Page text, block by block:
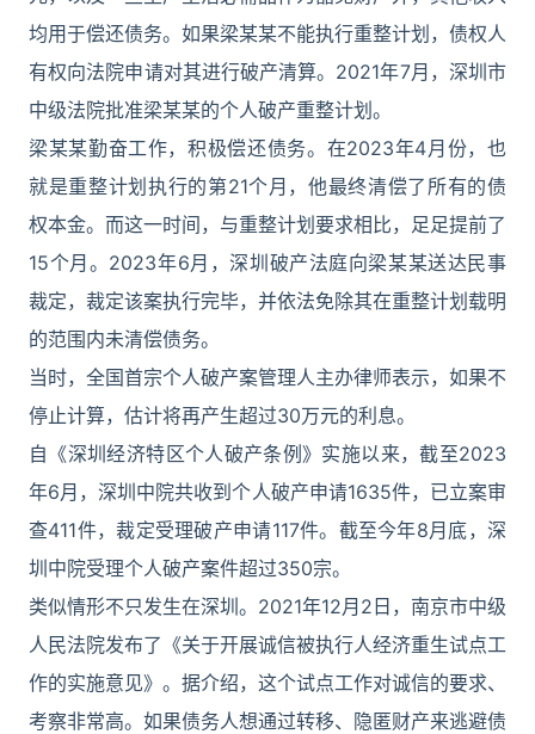
均用于偿还债务。如果梁某某不能执行重整计划，债权人
有权向法院申请对其进行破产清算。2021年7月，深圳市
中级法院批准梁某某的个人破产重整计划。
梁某某勤奋工作，积极偿还债务。在2023年4月份，也
就是重整计划执行的第21个月，他最终清偿了所有的债
权本金。而这一时间，与重整计划要求相比，足足提前了
15个月。2023年6月，深圳破产法庭向梁某某送达民事
裁定，裁定该案执行完毕，并依法免除其在重整计划载明
的范围内未清偿债务。
当时，全国首宗个人破产案管理人主办律师表示，如果不
停止计算，估计将再产生超过30万元的利息。
自《深圳经济特区个人破产条例》实施以来，截至2023
年6月，深圳中院共收到个人破产申请1635件，已立案审
查411件，裁定受理破产申请117件。截至今年8月底，深
圳中院受理个人破产案件超过350宗。
类似情形不只发生在深圳。2021年12月2日，南京市中级
人民法院发布了《关于开展诚信被执行人经济重生试点工
作的实施意见》。据介绍，这个试点工作对诚信的要求、
考察非常高。如果债务人想通过转移、隐匿财产来逃避债